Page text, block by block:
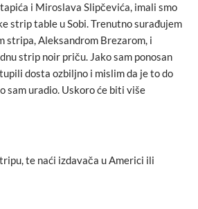
i Miroslava Slipčevića, imali smo
strip table u Sobi. Trenutno surađujem
stripa, Aleksandrom Brezarom, i
strip noir priču. Jako sam ponosan
dosta ozbiljno i mislim da je to do
sam uradio. Uskoro će biti više
te naći izdavača u Americi ili